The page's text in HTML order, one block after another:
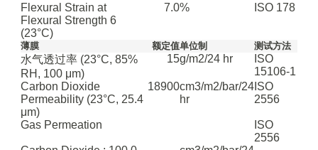
Flexural Strain at
Flexural Strength 6
(23°C)
7.0% ISO 178
薄膜 额定值单位制 测试方法
水气透过率 (23°C, 85%
RH, 100 μm)
15g/m2/24 hr
ISO
15106-1
Carbon Dioxide
Permeability (23°C, 25.4
μm)
18900cm3/m2/bar/24
hr
ISO
2556
Gas Permeation
ISO
2556